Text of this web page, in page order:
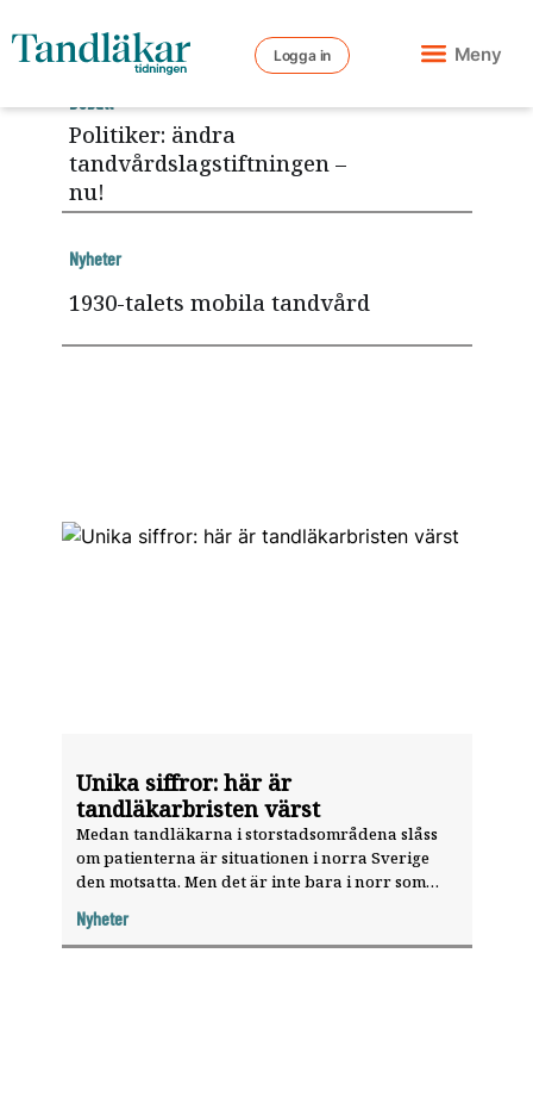
Logga in Meny
Unika siffror: här är
tandläkarbristen värst
Medan tandläkarna i storstadsområdena slåss
om patienterna är ­situationen i norra Sverige
den motsatta. Men det är inte bara i norr som
siffror från Försäkrings­kassan kan
Tandläkartidningen visa tandläkarkartans vita
Nyheter
Politiker: ändra
tandvårdslagstiftningen –
nu!
Debatt
1930-talets mobila tandvård
Nyheter